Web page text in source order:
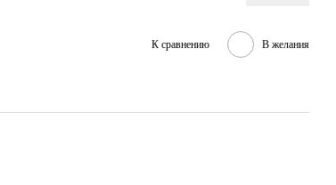
К сравнению В желания